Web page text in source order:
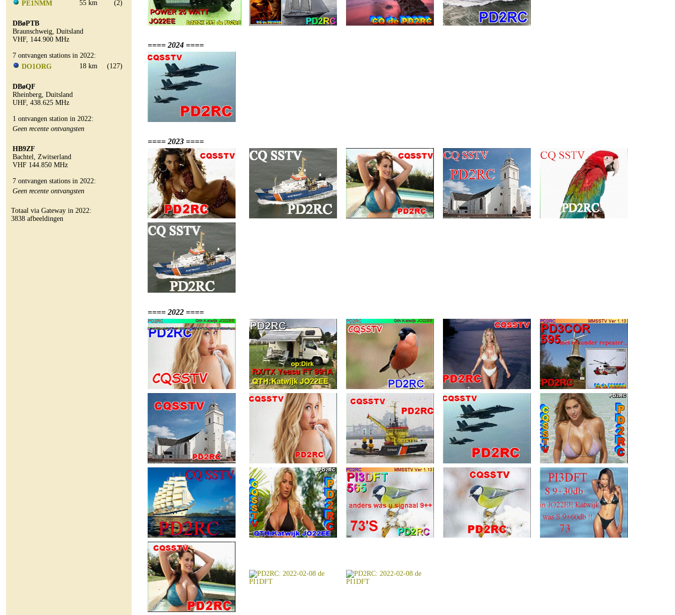
PE1NMM
55 km (2)
DBøPTB
Braunschweig, Duitsland
VHF, 144.900 MHz
7 ontvangen stations in 2022:
DO1ORG
18 km (127)
DBøQF
Rheinberg, Duitsland
UHF, 438.625 MHz
1 ontvangen station in 2022:
Geen recente ontvangsten
HB9ZF
Bachtel, Zwitserland
VHF 144.850 MHz
7 ontvangen stations in 2022:
Geen recente ontvangsten
Totaal via Gateway in 2022:
3838 afbeeldingen
==== 2024 ====
==== 2023 ====
==== 2022 ====